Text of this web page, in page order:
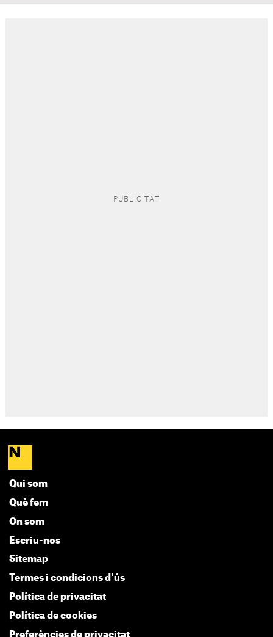
Qui som
Què fem
On som
Escriu-nos
Sitemap
Termes i condicions d'ús
Política de privacitat
Política de cookies
Preferències de privacitat